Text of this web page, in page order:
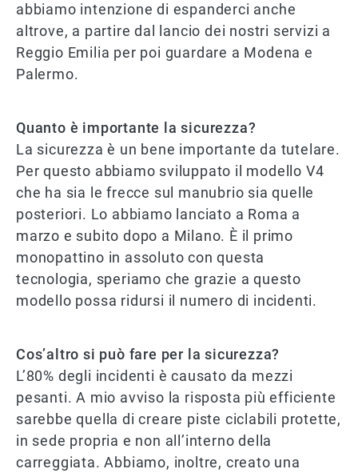
abbiamo intenzione di espanderci anche
altrove, a partire dal lancio dei nostri servizi a
Reggio Emilia per poi guardare a Modena e
Palermo.
Quanto è importante la sicurezza?
La sicurezza è un bene importante da tutelare.
Per questo abbiamo sviluppato il modello V4
che ha sia le frecce sul manubrio sia quelle
posteriori. Lo abbiamo lanciato a Roma a
marzo e subito dopo a Milano. È il primo
monopattino in assoluto con questa
tecnologia, speriamo che grazie a questo
modello possa ridursi il numero di incidenti.
Cos’altro si può fare per la sicurezza?
L’80% degli incidenti è causato da mezzi
pesanti. A mio avviso la risposta più efficiente
sarebbe quella di creare piste ciclabili protette,
in sede propria e non all’interno della
carreggiata. Abbiamo, inoltre, creato una